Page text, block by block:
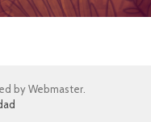
by Webmaster.